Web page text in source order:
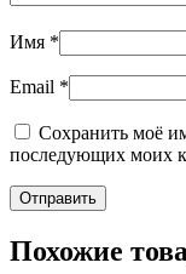
Имя *
Email *
Сохранить моё
последующих моих
Похожие